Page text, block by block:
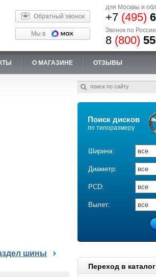
Обратный звонок
Мы в
для Москвы и
+7 (495)
Звонок по
8 (800)
О МАГАЗИНЕ ОТЗЫВЫ
Поиск дисков
по типоразмеру
Ширина:
Диаметр:
PCD:
Вылет:
Переход в каталог
шины